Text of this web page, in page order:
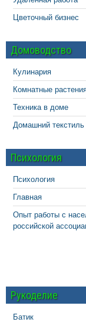
Цветочный бизнес
Домоводство
Кулинария
Комнатные
Техника в доме
Домашний текстиль
Психология
Психология
Главная
Опыт работы с
российской
Рукоделие
Батик